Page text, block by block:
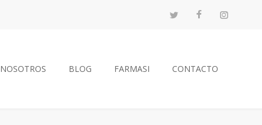
NOSOTROS BLOG FARMASI CONTACTO